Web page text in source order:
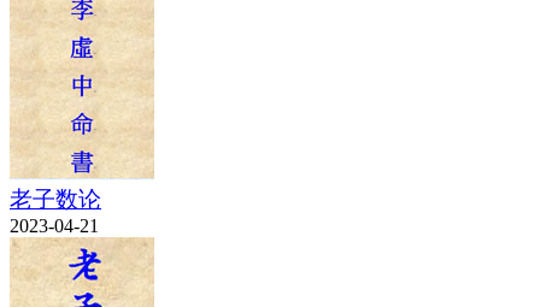
老子数论
2023-04-21